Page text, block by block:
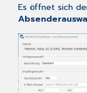
beim
Versand
an
mehrere
Empfänger
eArztbrief
als
Es öffnet sich